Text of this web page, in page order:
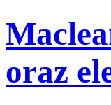
oraz